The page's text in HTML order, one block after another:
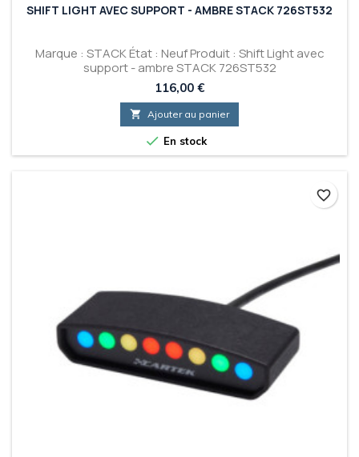
SHIFT LIGHT AVEC SUPPORT - AMBRE STACK 726ST532
Marque : STACK État : Neuf Produit : Shift Light avec
support - ambre STACK 726ST532
Prix
116,00 €
 Ajouter au panier
 En stock
favorite_border